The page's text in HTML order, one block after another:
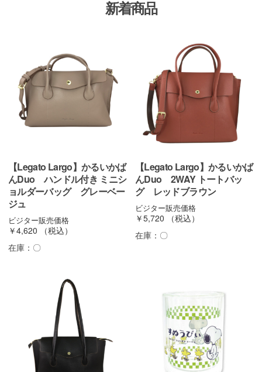
新着商品
【Legato Largo】かるいかば
んDuo ハンドル付き ミニシ
ョルダーバッグ グレーベー
ジュ
ビジター販売価格
￥4,620
（税込）
在庫： 〇
【Legato Largo】かるいかば
んDuo 2WAY トートバッ
グ レッドブラウン
ビジター販売価格
￥5,720
（税込）
在庫： 〇